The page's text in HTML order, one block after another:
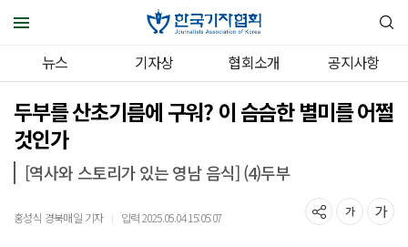
뉴스 기자상 협회소개 공지사항
두부를 산초기름에 구워? 이 슴슴한 별미를 어쩔
것인가
[역사와 스토리가 있는 영남 음식] (4)두부
홍성식 경북매일 기자 ｜ 입력 2025.05.04 15:05:07